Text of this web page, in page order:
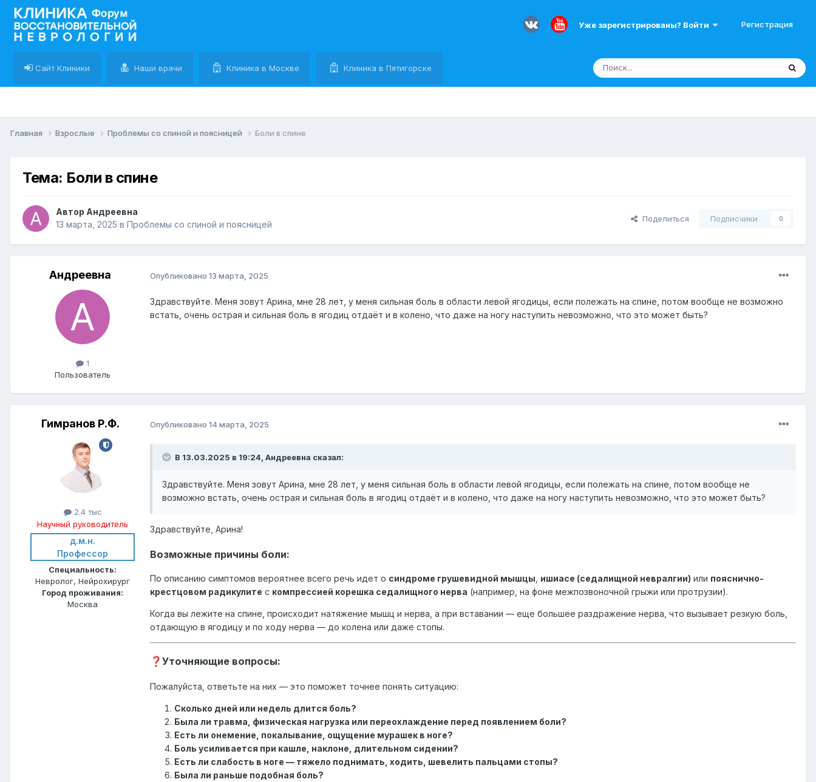
Уже зарегистрированы? Войти Регистрация
Сайт Клиники Наши врачи Клиника в Москве Клиника в Пятигорске
Главная Взрослые Проблемы со спиной и поясницей Боли в спине
Тема: Боли в спине
Автор Андреевна
13 марта, 2025 в Проблемы со спиной и поясницей
Поделиться Подписчики 0
Андреевна
1
Пользователь
Опубликовано 13 марта, 2025
Здравствуйте. Меня зовут Арина, мне 28 лет, у меня сильная боль в области левой ягодицы, если полежать на спине, потом вообще не возможно
встать, очень острая и сильная боль в ягодиц отдаёт и в колено, что даже на ногу наступить невозможно, что это может быть?
Гимранов Р.Ф.
2.4 тыс
Научный руководитель
д.м.н.
Профессор
Специальность:
Невролог, Нейрохирург
Город проживания:
Москва
Опубликовано 14 марта, 2025
В 13.03.2025 в 19:24, Андреевна сказал:
Здравствуйте. Меня зовут Арина, мне 28 лет, у меня сильная боль в области левой ягодицы, если полежать на спине, потом вообще не
возможно встать, очень острая и сильная боль в ягодиц отдаёт и в колено, что даже на ногу наступить невозможно, что это может быть?
Здравствуйте, Арина!
Возможные причины боли:
По описанию симптомов вероятнее всего речь идет о синдроме грушевидной мышцы ишиасе (седалищной невралгии) или пояснично-
крестцовом радикулите с компрессией корешка седалищного нерва (например, на фоне межпозвоночной грыжи или протрузии).
Когда вы лежите на спине, происходит натяжение мышц и нерва, а при вставании — еще большее раздражение нерва, что вызывает резкую боль,
отдающую в ягодицу и по ходу нерва — до колена или даже стопы.
❓ Уточняющие вопросы:
Пожалуйста, ответьте на них — это поможет точнее понять ситуацию:
Сколько дней или недель длится боль?
Была ли травма, физическая нагрузка или переохлаждение перед появлением боли?
Есть ли онемение, покалывание, ощущение мурашек в ноге?
Боль усиливается при кашле, наклоне, длительном сидении?
Есть ли слабость в ноге — тяжело поднимать, ходить, шевелить пальцами стопы?
Была ли раньше подобная боль?